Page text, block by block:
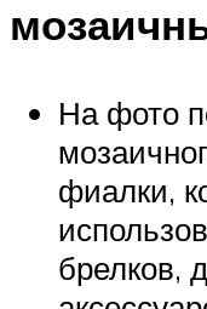
На фото
фиалки,
брелков,